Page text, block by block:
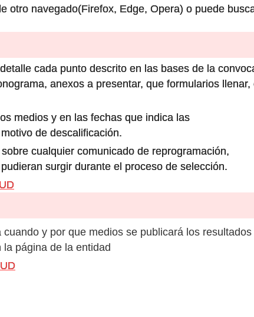
otro navegado(Firefox, Edge, Opera) o puede
cada punto descrito en las bases de la
anexos a presentar, que formularios llenar,
medios y en las fechas que indica las
de descalificación.
cualquier comunicado de reprogramación,
surgir durante el proceso de selección.
y por que medios se publicará los resultados
página de la entidad